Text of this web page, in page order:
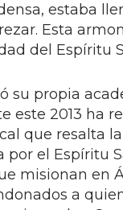
estaba
Esta
del Espíritu
su propia
este 2013 ha
que resalta
el Espíritu
misionan en
a